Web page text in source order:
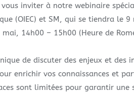
inviter à notre webinaire
(OIEC) et SM, qui se tiendra le
14h00 – 15h00 (Heure de
de discuter des enjeux et
enrichir vos connaissances et
sont limitées pour garantir une